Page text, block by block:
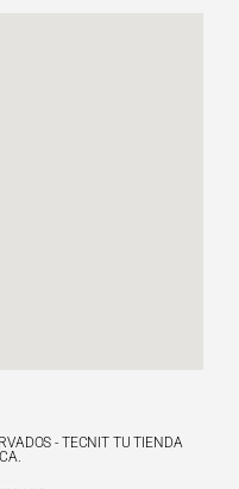
- TECNIT TU TIENDA